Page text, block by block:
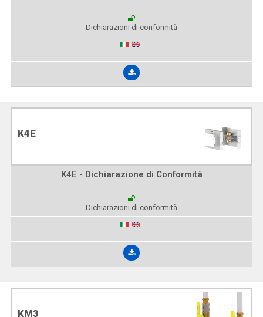
Dichiarazioni di conformità
K4E
K4E - Dichiarazione di Conformità
Dichiarazioni di conformità
KM3